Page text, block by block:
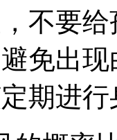
不要
免出
期进